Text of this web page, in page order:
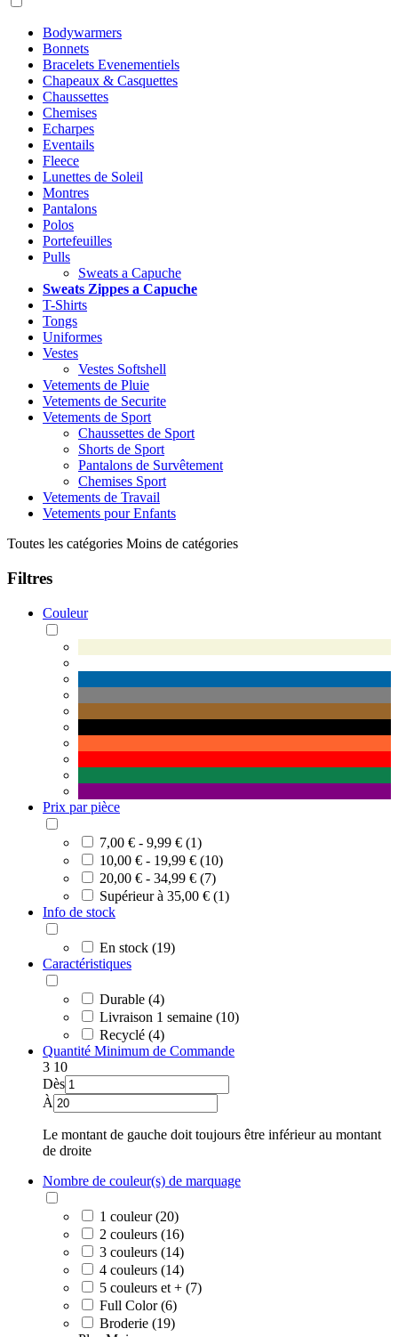
Bodywarmers
Bonnets
Bracelets Evenementiels
Chapeaux & Casquettes
Chaussettes
Chemises
Echarpes
Eventails
Fleece
Lunettes de Soleil
Montres
Pantalons
Polos
Portefeuilles
Pulls
Sweats a Capuche
Sweats Zippes a Capuche
T-Shirts
Tongs
Uniformes
Vestes
Vestes Softshell
Vetements de Pluie
Vetements de Securite
Vetements de Sport
Chaussettes de Sport
Shorts de Sport
Pantalons de Survêtement
Chemises Sport
Vetements de Travail
Vetements pour Enfants
Toutes les catégories Moins de catégories
Filtres
Couleur
Prix par pièce
7,00 € - 9,99 € (1)
10,00 € - 19,99 € (10)
20,00 € - 34,99 € (7)
Supérieur à 35,00 € (1)
Info de stock
En stock (19)
Caractéristiques
Durable (4)
Livraison 1 semaine (10)
Recyclé (4)
Quantité Minimum de Commande
3 10
Dès
À
Le montant de gauche doit toujours être inférieur au montant
de droite
Nombre de couleur(s) de marquage
1 couleur (20)
2 couleurs (16)
3 couleurs (14)
4 couleurs (14)
5 couleurs et + (7)
Full Color (6)
Broderie (19)